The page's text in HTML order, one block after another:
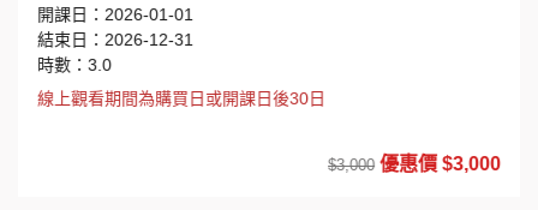
開課日：2026-01-01
結束日：2026-12-31
時數：3.0
線上觀看期間為購買日或開課日後30日
$3,000 優惠價 $3,000